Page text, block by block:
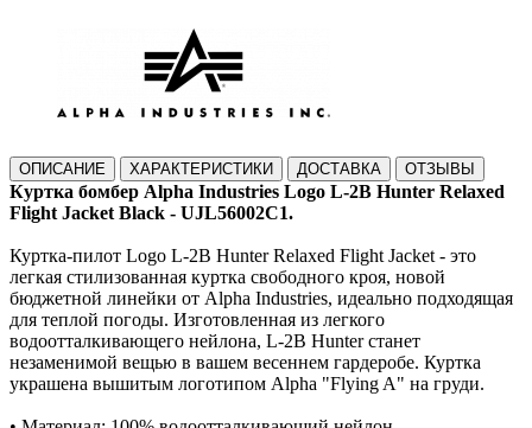
ОПИСАНИЕ ХАРАКТЕРИСТИКИ ДОСТАВКА ОТЗЫВЫ
Куртка бомбер Alpha Industries Logo L-2B Hunter Relaxed
Flight Jacket Black - UJL56002C1.
Куртка-пилот Logo L-2B Hunter Relaxed Flight Jacket - это
легкая стилизованная куртка свободного кроя, новой
бюджетной линейки от Alpha Industries, идеально подходящая
для теплой погоды. Изготовленная из легкого
водоотталкивающего нейлона, L-2B Hunter станет
незаменимой вещью в вашем весеннем гардеробе. Куртка
украшена вышитым логотипом Alpha "Flying A" на груди.